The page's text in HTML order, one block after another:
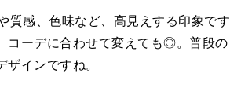
質感、色味など、高見えする印象です
コーデに合わせて変えても◎。普段の
インですね。